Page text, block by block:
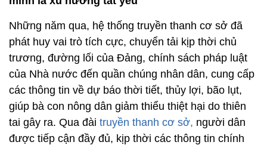
Những năm qua, hệ thống truyền thanh cơ sở đã
phát huy vai trò tích cực, chuyển tải kịp thời chủ
trương, đường lối của Đảng, chính sách pháp luật
của Nhà nước đến quần chúng nhân dân, cung cấp
các thông tin về dự báo thời tiết, thủy lợi, bão lụt,
giúp bà con nông dân giảm thiểu thiệt hại do thiên
tai gây ra. Qua đài truyền thanh cơ sở, người dân
được tiếp cận đầy đủ, kịp thời các thông tin chính